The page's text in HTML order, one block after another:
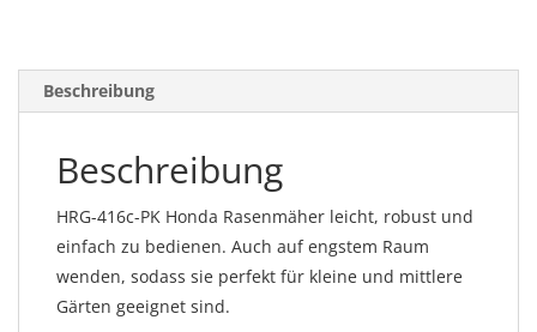
Beschreibung
Beschreibung
HRG-416c-PK Honda Rasenmäher leicht, robust und
einfach zu bedienen. Auch auf engstem Raum
wenden, sodass sie perfekt für kleine und mittlere
Gärten geeignet sind.